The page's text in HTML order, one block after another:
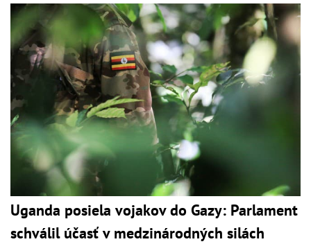
Uganda posiela vojakov do Gazy: Parlament
schválil účasť v medzinárodných silách